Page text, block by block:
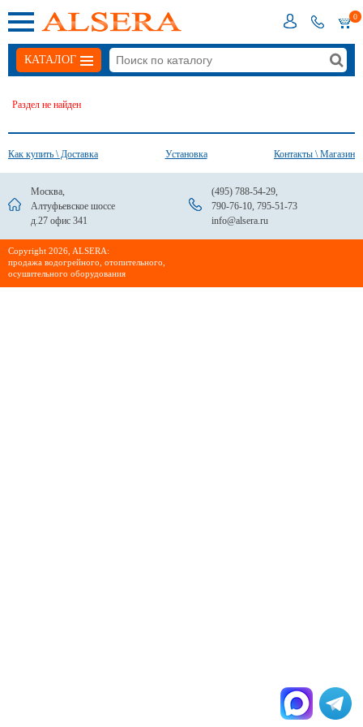
0
КАТАЛОГ
Раздел не найден
Как купить \ Доставка Установка Контакты \ Магазин
Москва,
Алтуфьевское шоссе
д.27 офис 341
(495) 788-54-29,
790-76-10, 795-51-73
info@alsera.ru
Сopyright 2026, ALSERA:
продажа водогрейного, отопительного,
осушительного оборудования